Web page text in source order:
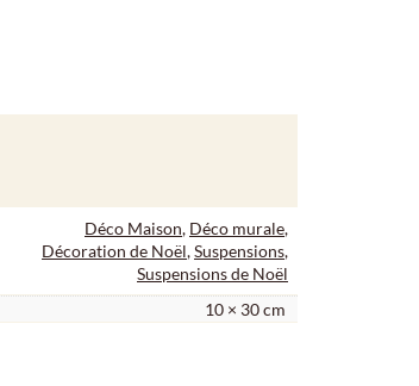
Déco Maison, Déco murale,
Décoration de Noël,Suspensions,
Suspensions de Noël
10 × 30 cm